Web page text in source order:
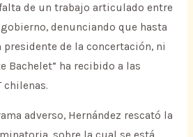
de un trabajo articulado entre
denunciando que hasta
de la concertación, ni
Bachelet” ha recibido a las
chilenas.
adverso, Hernández rescató la